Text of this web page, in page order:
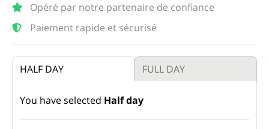
Opéré par notre partenaire de confiance
Paiement rapide et sécurisé
HALF DAY FULL DAY
You have selected Half day